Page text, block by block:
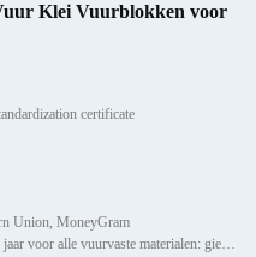
Klei Vuurblokken voor
certificate
Union, MoneyGram
Levering vermogen: meer dan 120.000 ton per jaar voor alle vuurvaste materialen: gietijzer, voorlijsten en bakstenen